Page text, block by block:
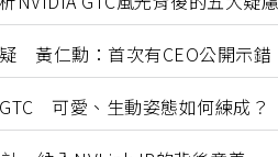
黃仁勳：首次有CEO公開示錯
可愛、生動姿態如何練成？